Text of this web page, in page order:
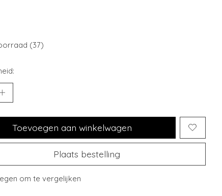
(37)
Toevoegen aan winkelwagen
Plaats bestelling
om te vergelijken